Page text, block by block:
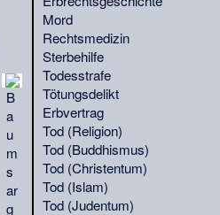
Hartje-Coers(QS-23.1.)·Guido
Scala(Comic
Schlesinger(G)·Hans Becker
(Geologe)(BIO)·
Overbeck(BIO)·
Rüger(CHR)·Hans Rudolf
Oehlhey(BIO)·Harry Marshall
Ward(BIO)·Heinz Hollert
Heinz Ludwig Sänger(BIO
Helene Labhardt(QS-2.1.
Hendrick Zwaardecroon
Henry Doubleday
B
a
u
m
s
ar
g
Mord
Rechtsmedizin
Sterbehilfe
Todesstrafe
Tötungsdelikt
Erbvertrag
Tod (Religion)
Tod (Buddhismus)
Tod (Christentum)
Tod (Islam)
Tod (Judentum)